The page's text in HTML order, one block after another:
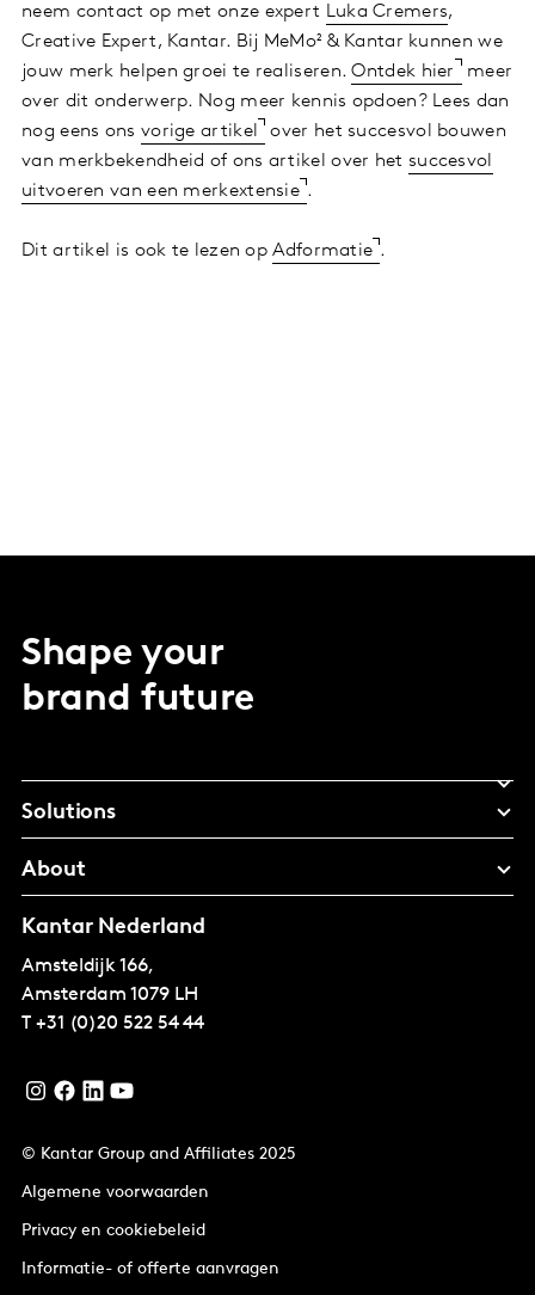
neem contact op met onze expert Luka Cremers,
Creative Expert, Kantar. Bij MeMo² & Kantar kunnen we
jouw merk helpen groei te realiseren.Ontdek hier meer
over dit onderwerp. Nog meer kennis opdoen? Lees dan
nog eens ons vorige artikel
over het succesvol bouwen
van merkbekendheid of ons artikel over het succesvol
uitvoeren van een merkextensie .
Dit artikel is ook te lezen opAdformatie .
Shape your
brand future
Solutions
About
Kantar Nederland
Amsteldijk 166,
Amsterdam 1079 LH
T +31 (0)20 522 54 44
© Kantar Group and Affiliates 2025
Algemene voorwaarden
Privacy en cookiebeleid
Informatie- of offerte aanvragen